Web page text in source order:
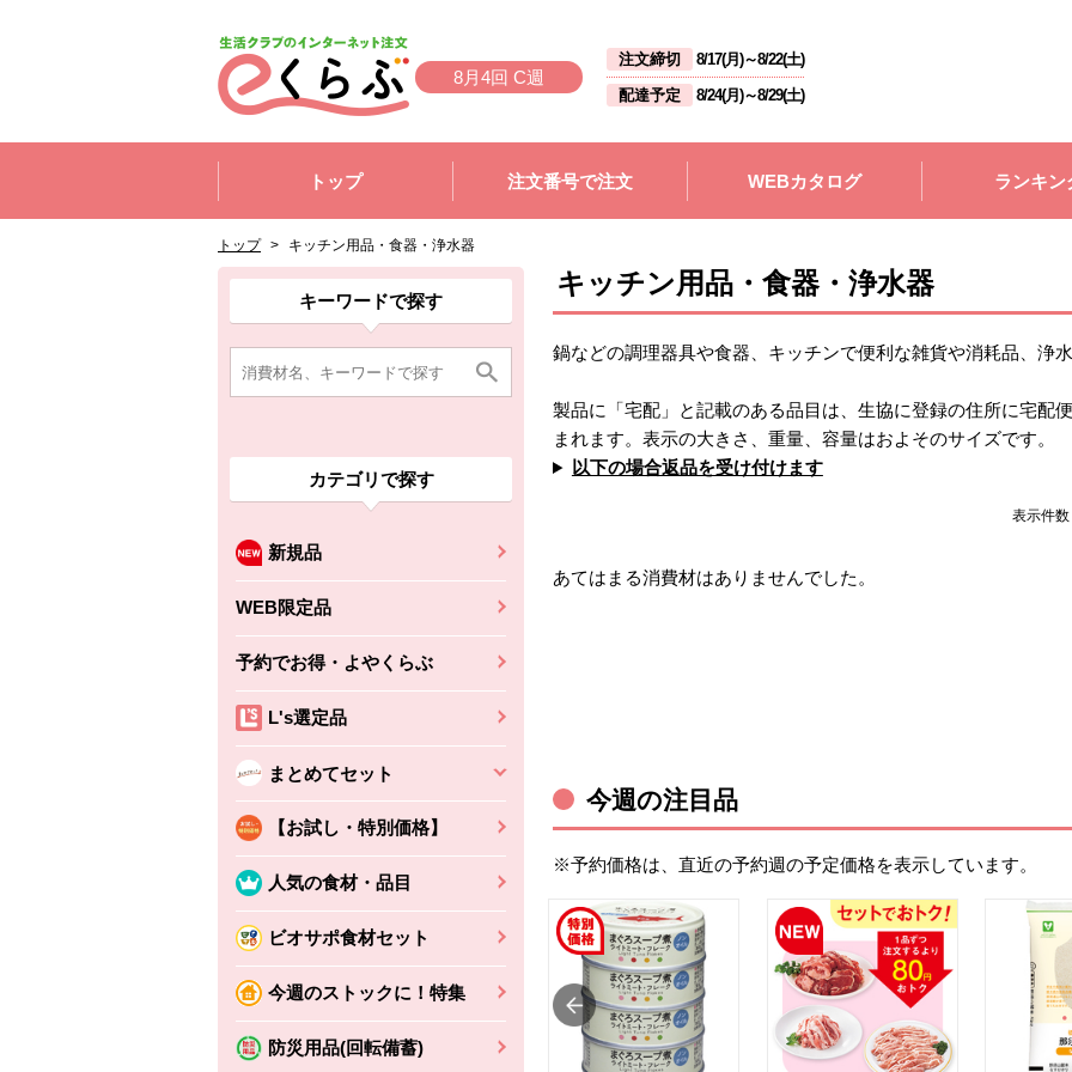
8月4回 C週
注文締切 8/17(月)～8/22(土)
配達予定
8/24(月)～8/29(土)
トップ
注文番号で注文 WEBカタログ ランキン
トップ > キッチン用品・食器・浄水器
ここから消費材検索メニューです。
キーワードで探す
カテゴリで探す
新規品
WEB限定品
予約でお得・よやくらぶ
L's選定品
まとめてセット
【お試し・特別価格】
人気の食材・品目
ビオサポ食材セット
今週のストックに！特集
防災用品(回転備蓄)
消費材検索メニューここまで。
ここから本文です。
ここから組合員向けメニューです。
組合員向けメニューここまで。
ここから本文です。 キッチン用品・食器・浄水器
鍋などの調理器具や食器、キッチンで便利な雑貨や消耗品、浄
製品に「宅配」と記載のある品目は、生協に登録の住所に宅配
まれます。表示の大きさ、重量、容量はおよそのサイズです。
以下の場合返品を受け付けます
表示件数
あてはまる消費材はありませんでした。
今週の注目品
※予約価格は、直近の予約週の予定価格を表示しています。